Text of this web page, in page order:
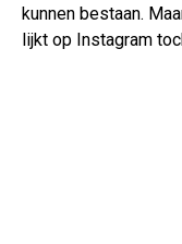
kunnen bestaan.
lijkt op Instagram